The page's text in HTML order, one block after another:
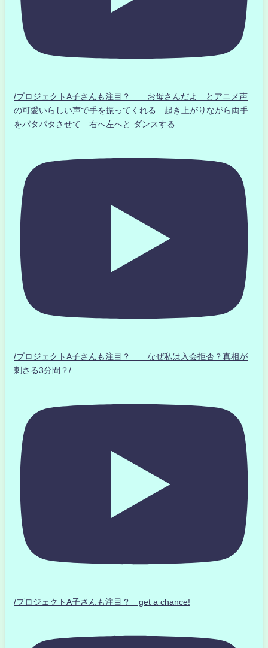
/プロジェクトA子さんも注目？ お母さんだよ とアニメ声
の可愛いらしい声で手を振ってくれる 起き上がりながら両手
をパタパタさせて 右へ左へと ダンスする
/プロジェクトA子さんも注目？ なぜ私は入会拒否？真相が
刺さる3分間？/
/プロジェクトA子さんも注目？ get a chance!